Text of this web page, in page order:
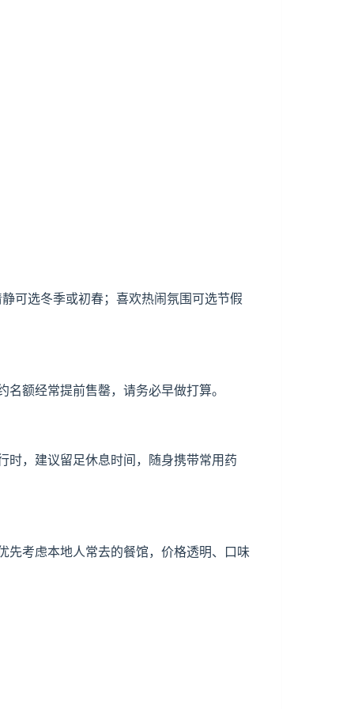
可选冬季或初春；喜欢热闹氛围可选节假
额经常提前售罄，请务必早做打算。
时，建议留足休息时间，随身携带常用药
先考虑本地人常去的餐馆，价格透明、口味